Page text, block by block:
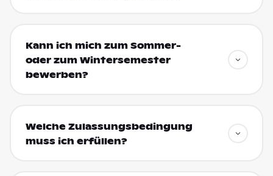
Kann ich mich zum Sommer-
oder zum Wintersemester
bewerben?
Welche Zulassungsbedingung
muss ich erfüllen?